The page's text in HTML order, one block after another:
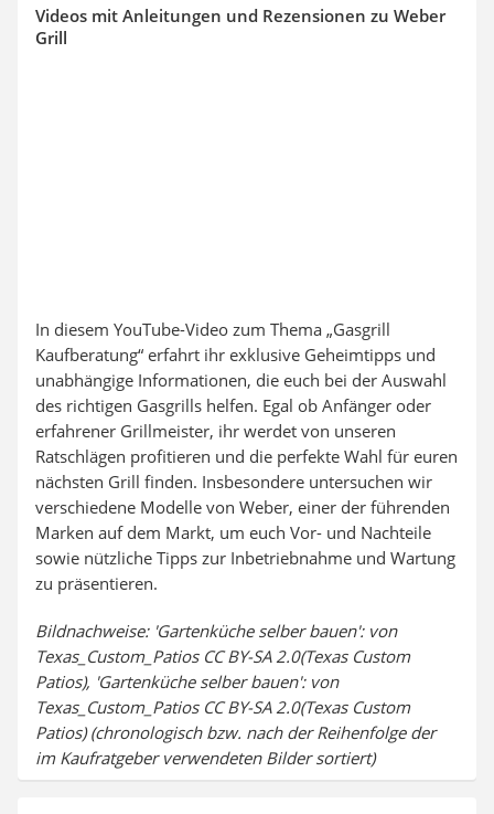
Videos mit Anleitungen und Rezensionen zu Weber
Grill
In diesem YouTube-Video zum Thema „Gasgrill
Kaufberatung“ erfahrt ihr exklusive Geheimtipps und
unabhängige Informationen, die euch bei der Auswahl
des richtigen Gasgrills helfen. Egal ob Anfänger oder
erfahrener Grillmeister, ihr werdet von unseren
Ratschlägen profitieren und die perfekte Wahl für euren
nächsten Grill finden. Insbesondere untersuchen wir
verschiedene Modelle von Weber, einer der führenden
Marken auf dem Markt, um euch Vor- und Nachteile
sowie nützliche Tipps zur Inbetriebnahme und Wartung
zu präsentieren.
Bildnachweise: 'Gartenküche selber bauen': von
Texas_Custom_Patios CC BY-SA 2.0(Texas Custom
Patios), 'Gartenküche selber bauen': von
Texas_Custom_Patios CC BY-SA 2.0(Texas Custom
Patios) (chronologisch bzw. nach der Reihenfolge der
im Kaufratgeber verwendeten Bilder sortiert)